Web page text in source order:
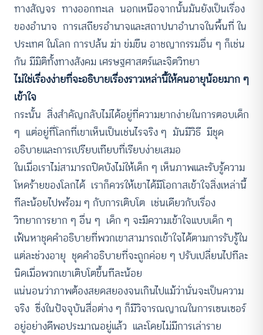
ทางสัญจร ทางออกทะเล นอกเหนือจากนั้นมันยังเป็นเรื่อง
ของอำนาจ การเสถียรอำนาจและสถาปนาอำนาจในพื้นที่ ใน
ประเทศ ในโลก การปล้น ฆ่า ข่มขืน อาชญากรรมอื่น ๆ ก็เช่น
กัน มีมิติทั้งทางสังคม เศรษฐศาสตร์และจิตวิทยา
ไม่ใช่เรื่องง่ายที่จะอธิบายเรื่องราวเหล่านี้ให้คนอายุน้อยมาก ๆ
เข้าใจ
กระนั้น สิ่งสำคัญกลับไม่ได้อยู่ที่ความยากง่ายในการตอบเด็ก
ๆ แต่อยู่ที่โลกที่เขาเห็นเป็นเช่นไรจริง ๆ มันมีวิธี มีชุด
อธิบายและการเปรียบเทียบที่เรียบง่ายเสมอ
ในเมื่อเราไม่สามารถปิดบังไม่ให้เด็ก ๆ เห็นภาพและรับรู้ความ
โหดร้ายของโลกได้ เราก็ควรให้เขาได้มีโอกาสเข้าใจสิ่งเหล่านี้
ทีละน้อยไปพร้อม ๆ กับการเติบโต เช่นเดียวกับเรื่อง
วิทยาการยาก ๆ อื่น ๆ เด็ก ๆ จะมีความเข้าใจแบบเด็ก ๆ
เฟ้นหาชุดคำอธิบายที่พวกเขาสามารถเข้าใจได้ตามการรับรู้ใน
แต่ละช่วงอายุ ชุดคำอธิบายที่จะถูกค่อย ๆ ปรับเปลี่ยนไปทีละ
นิดเมื่อพวกเขาเติบโตขึ้นทีละน้อย
แน่นอนว่าภาพต้องสยดสยองจนเกินไปแม้ว่านั่นจะเป็นความ
จริง ซึ่งในปัจจุบันสื่อต่าง ๆ ก็มีวิจารณญาณในการเซนเซอร์
อยู่อย่างดีพอประมาณอยู่แล้ว และโดยไม่มีการเล่าราย